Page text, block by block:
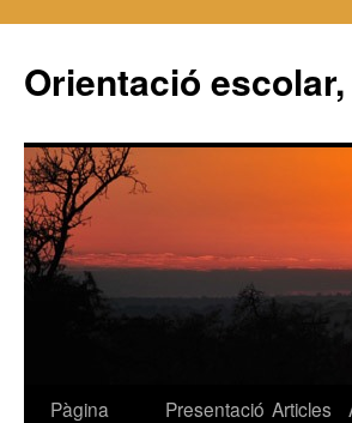
Orientació
Vés
Pàgina
Presentació Articles